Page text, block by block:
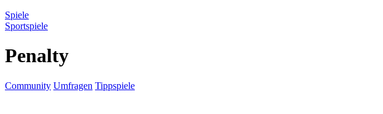
Spiele
Sportspiele
Penalty
Community Umfragen Tippspiele